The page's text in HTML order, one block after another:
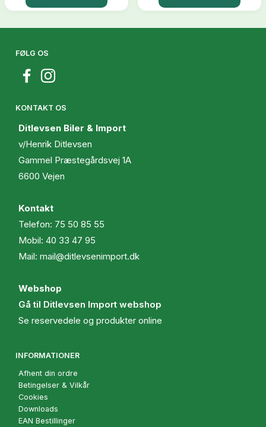
FØLG OS
KONTAKT OS
Ditlevsen Biler & Import
v/Henrik Ditlevsen
Gammel Præstegårdsvej 1A
6600 Vejen
Kontakt
Telefon: 75 50 85 55
Mobil: 40 33 47 95
Mail: mail@ditlevsenimport.dk
Webshop
Gå til Ditlevsen Import webshop
Se reservedele og produkter online
INFORMATIONER
Afhent din ordre
Betingelser & Vilkår
Cookies
Downloads
EAN Bestillinger